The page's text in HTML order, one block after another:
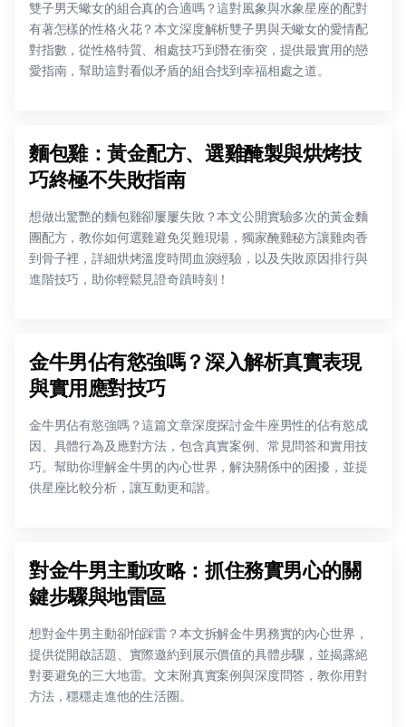
雙子男天蠍女的組合真的合適嗎？這對風象與水象星座的配對
有著怎樣的性格火花？本文深度解析雙子男與天蠍女的愛情配
對指數，從性格特質、相處技巧到潛在衝突，提供最實用的戀
愛指南，幫助這對看似矛盾的組合找到幸福相處之道。
麵包雞：黃金配方、選雞醃製與烘烤技
巧終極不失敗指南
想做出驚艷的麵包雞卻屢屢失敗？本文公開實驗多次的黃金麵
團配方，教你如何選雞避免災難現場，獨家醃雞秘方讓雞肉香
到骨子裡，詳細烘烤溫度時間血淚經驗，以及失敗原因排行與
進階技巧，助你輕鬆見證奇蹟時刻！
金牛男佔有慾強嗎？深入解析真實表現
與實用應對技巧
金牛男佔有慾強嗎？這篇文章深度探討金牛座男性的佔有慾成
因、具體行為及應對方法，包含真實案例、常見問答和實用技
巧。幫助你理解金牛男的內心世界，解決關係中的困擾，並提
供星座比較分析，讓互動更和諧。
對金牛男主動攻略：抓住務實男心的關
鍵步驟與地雷區
想對金牛男主動卻怕踩雷？本文拆解金牛男務實的內心世界，
提供從開啟話題、實際邀約到展示價值的具體步驟，並揭露絕
對要避免的三大地雷。文末附真實案例與深度問答，教你用對
方法，穩穩走進他的生活圈。